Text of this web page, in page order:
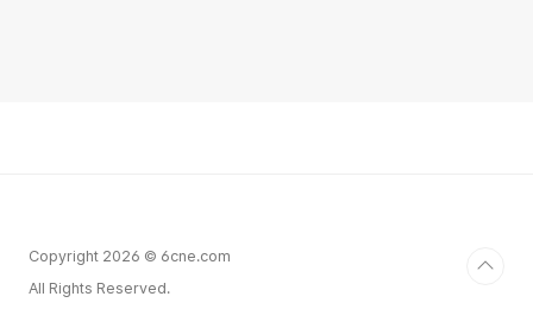
Copyright 2026 © 6cne.com
All Rights Reserved.